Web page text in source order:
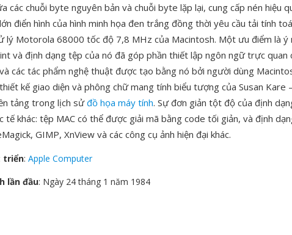
các chuỗi byte nguyên bản và chuỗi byte lặp lại, cung cấp nén hiệu
điển hình của hình minh họa đen trắng đồng thời yêu cầu tải tính
lý Motorola 68000 tốc độ 7,8 MHz của Macintosh. Một ưu điểm là ý
và định dạng tệp của nó đã góp phần thiết lập ngôn ngữ trực quan
các tác phẩm nghệ thuật được tạo bằng nó bởi người dùng
kế giao diện và phông chữ mang tính biểu tượng của Susan Kare
tảng trong lịch sửđồ họa máy tính. Sự đơn giản tột độ của định
tế khác: tệp MAC có thể được giải mã bằng code tối giản, và định
GIMP, XnView và các công cụ ảnh hiện đại khác.
triển: Apple Computer
lần đầu: Ngày 24 tháng 1 năm 1984